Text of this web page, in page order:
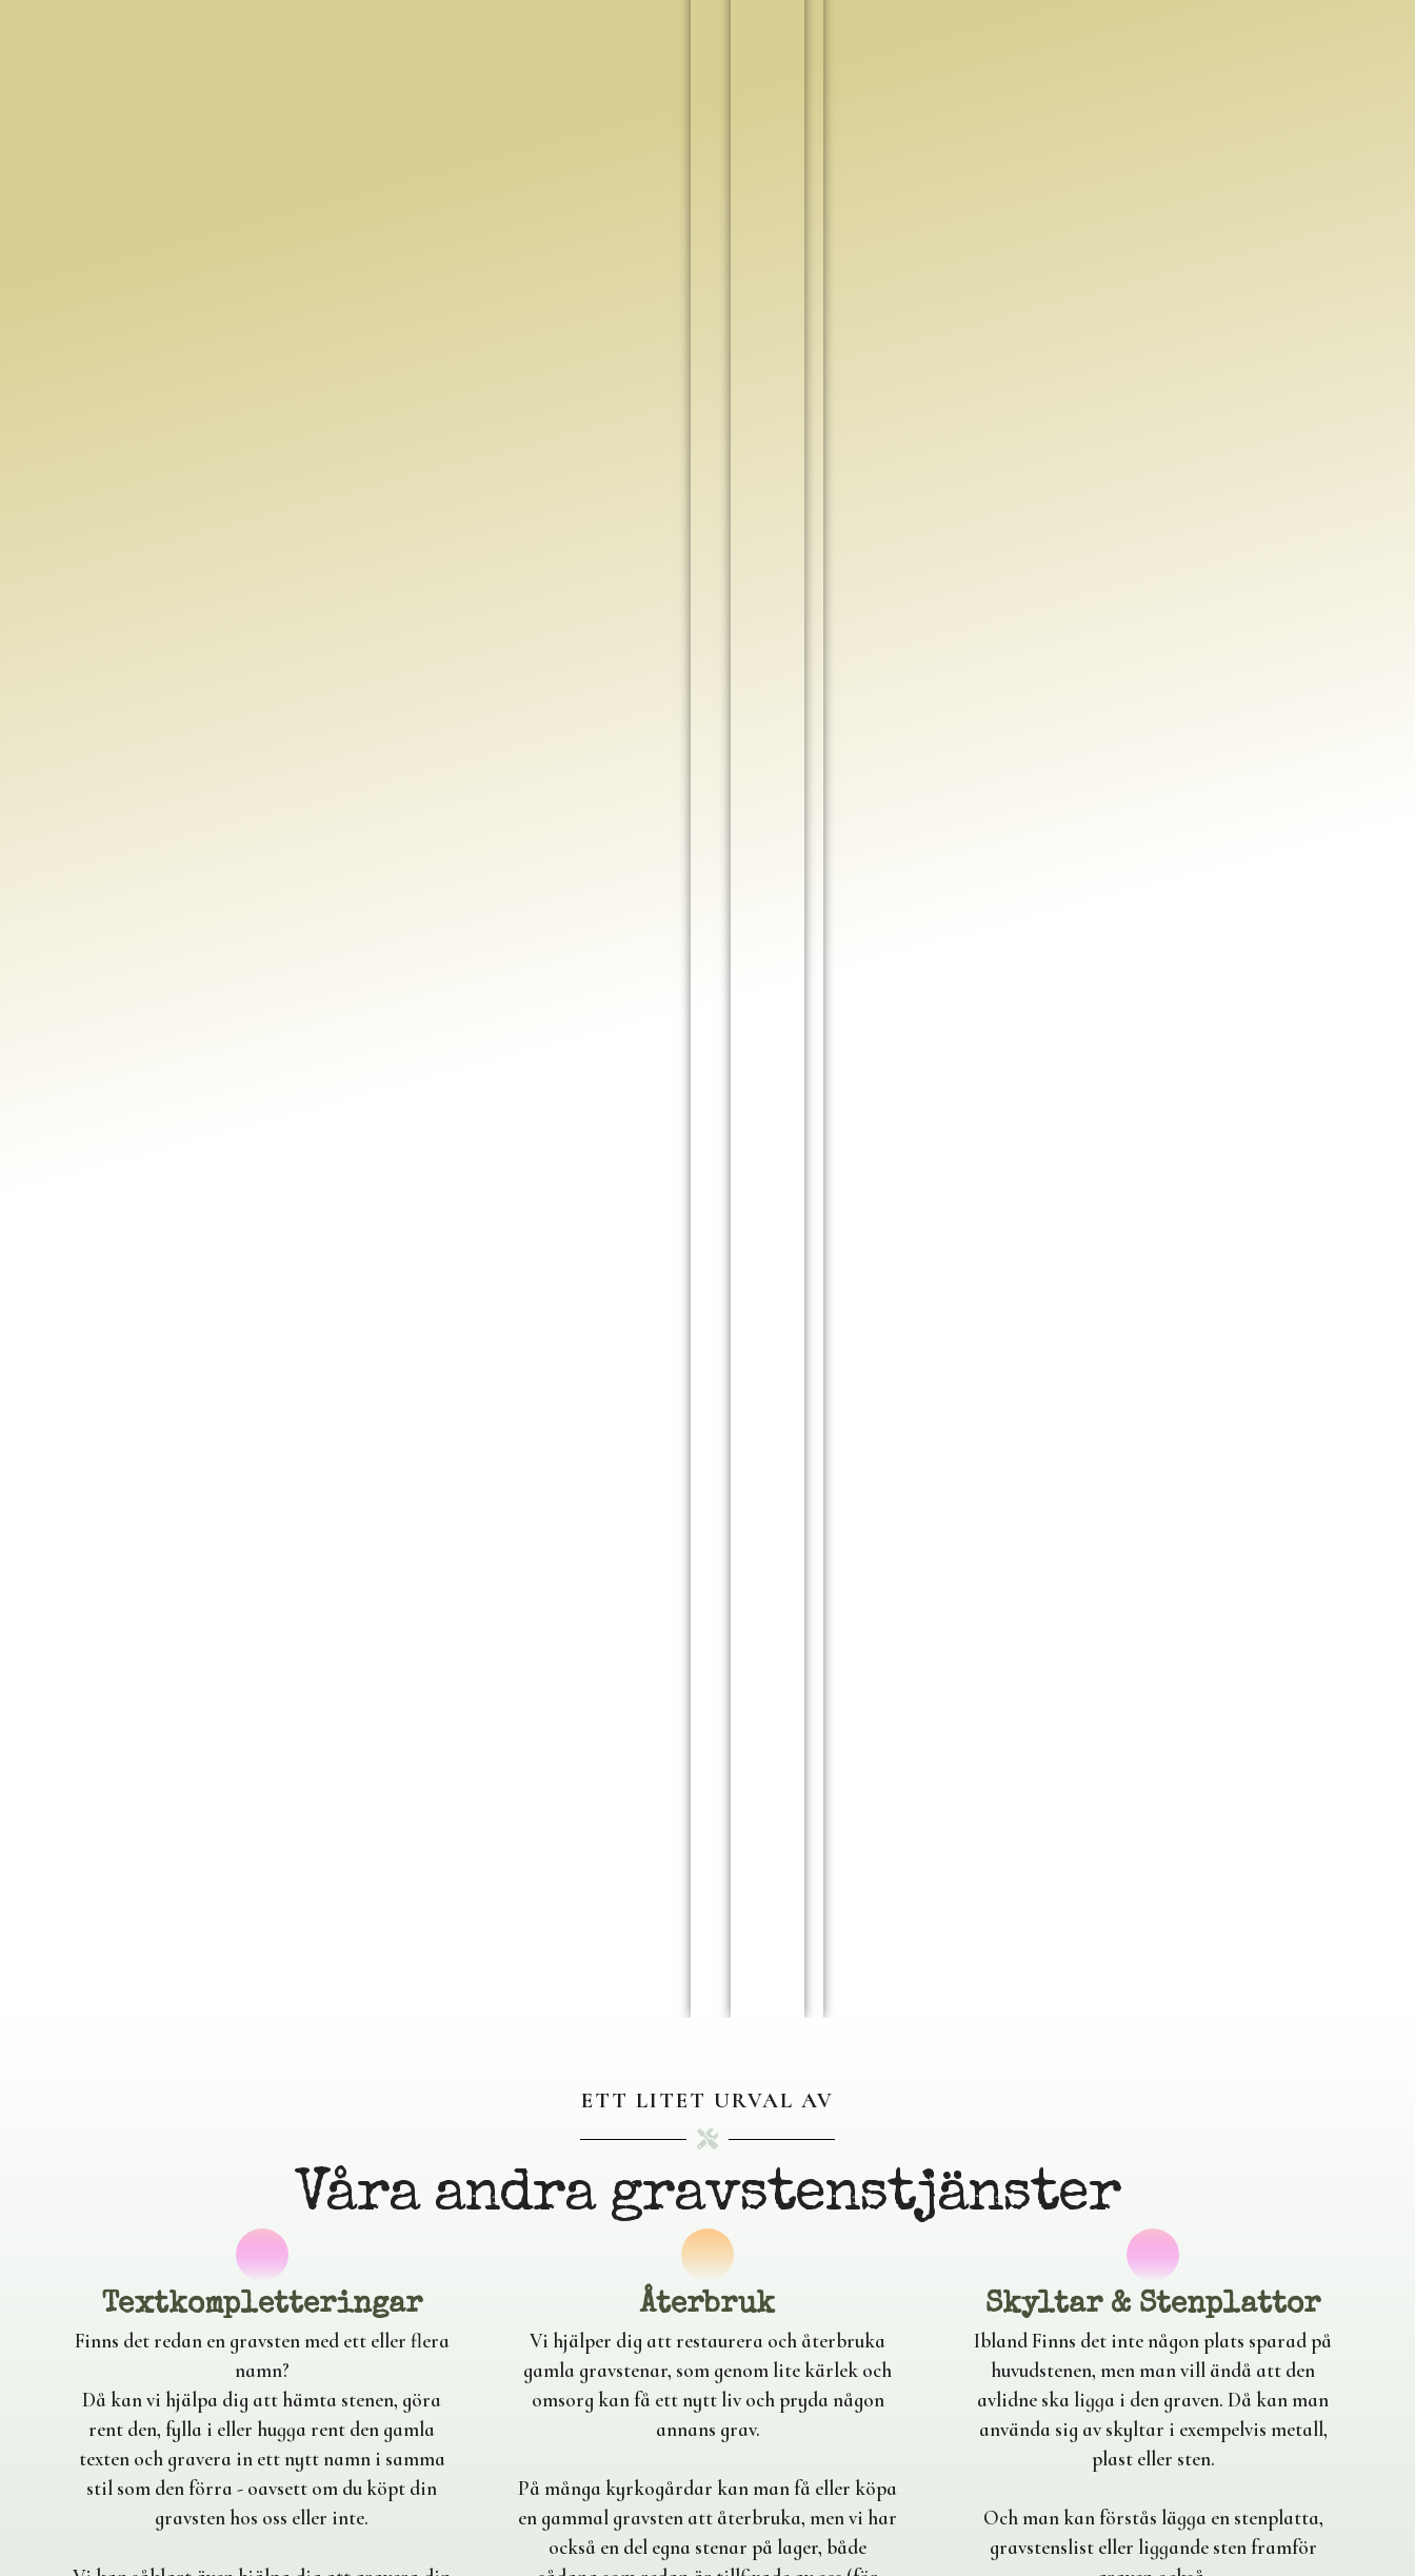
ETT LITET URVAL AV
Våra andra gravstenstjänster
Textkompletteringar
Finns det redan en gravsten med ett eller flera
namn?
Då kan vi hjälpa dig att hämta stenen, göra
rent den, fylla i eller hugga rent den gamla
texten och gravera in ett nytt namn i samma
stil som den förra - oavsett om du köpt din
gravsten hos oss eller inte.
Återbruk
Vi hjälper dig att restaurera och återbruka
gamla gravstenar, som genom lite kärlek och
omsorg kan få ett nytt liv och pryda någon
annans grav.
På många kyrkogårdar kan man få eller köpa
en gammal gravsten att återbruka, men vi har
också en del egna stenar på lager, både
Skyltar & Stenplattor
Ibland Finns det inte någon plats sparad på
huvudstenen, men man vill ändå att den
avlidne ska ligga i den graven. Då kan man
använda sig av skyltar i exempelvis metall,
plast eller sten.
Och man kan förstås lägga en stenplatta,
gravstenslist eller liggande sten framför